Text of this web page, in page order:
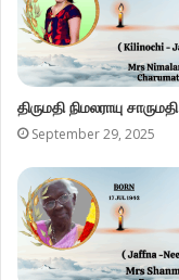
திருமதி நிமலராயு சாருமதி
September 29, 2025